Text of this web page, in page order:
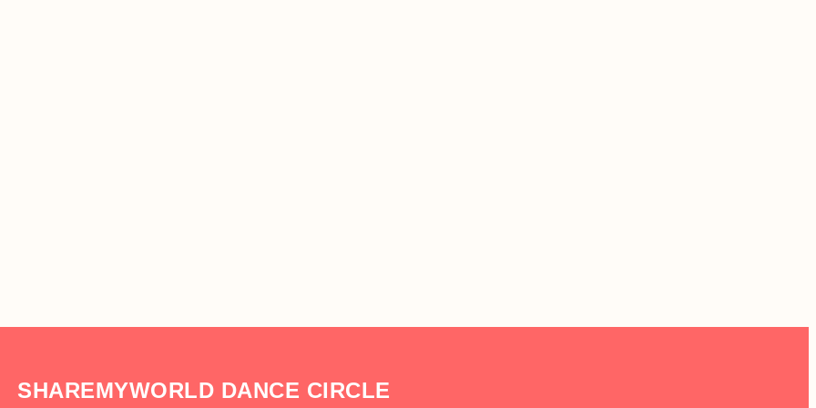
SHAREMYWORLD DANCE CIRCLE